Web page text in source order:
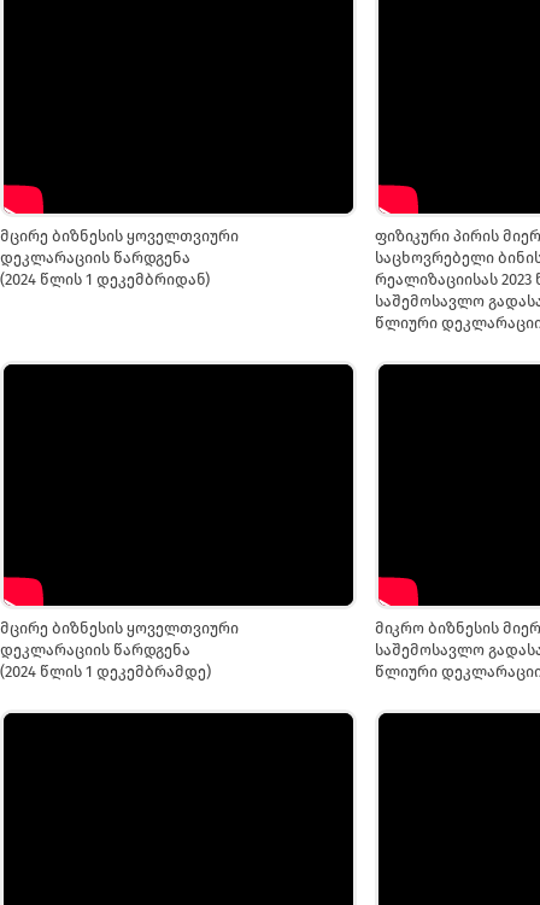
მცირე ბიზნესის ყოველთვიური
დეკლარაციის წარდგენა
(2024 წლის 1 დეკემბრიდან)
ფიზიკური პირის მიერ
საცხოვრებელი
რეალიზაციისას 2023
საშემოსავლო
წლიური
მცირე ბიზნესის ყოველთვიური
დეკლარაციის წარდგენა
(2024 წლის 1 დეკემბრამდე)
მიკრო ბიზნესის
საშემოსავლო
წლიური